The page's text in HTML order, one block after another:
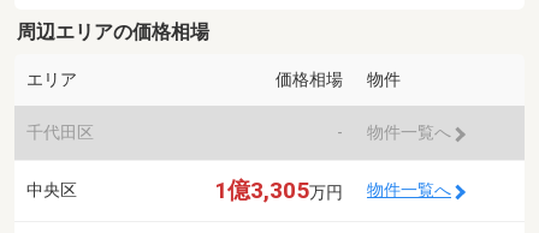
周辺エリアの価格相場
エリア 価格相場 物件
千代田区 - 物件一覧へ
中央区 1億3,305万円 物件一覧へ